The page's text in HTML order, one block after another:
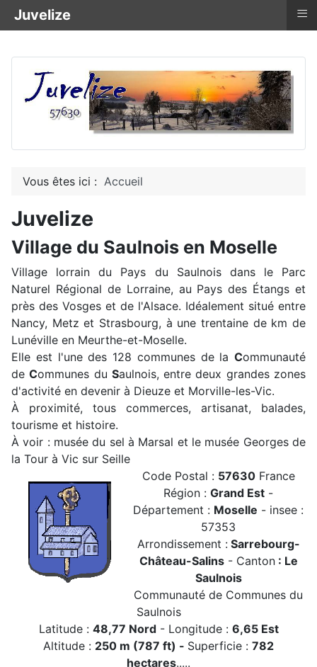
Vous êtes ici : Accueil
Juvelize
Village du Saulnois en Moselle
Village lorrain du Pays du Saulnois dans le Parc
Naturel Régional de Lorraine, au Pays des Étangs et
près des Vosges et de l'Alsace. Idéalement situé entre
Nancy, Metz et Strasbourg, à une trentaine de km de
Lunéville en Meurthe-et-Moselle.
Elle est l'une des 128 communes de la Communauté
deCommunes du Saulnois, entre deux grandes zones
d'activité en devenir à Dieuze et Morville-les-Vic.
À proximité, tous commerces, artisanat, balades,
tourisme et histoire.
À voir : musée du sel à Marsal et le musée Georges de
la Tour à Vic sur Seille
Code Postal : 57630France
Région : Grand Est -
Département : Moselle - insee :
57353
Arrondissement :Sarrebourg-
Château-Salins- Canton: Le
Saulnois
Communauté de Communes du
Saulnois
Latitude : 48,77 Nord- Longitude : 6,65 Est
Altitude : 250 m (787 ft) - Superficie : 782
hectares.....
Juvelize ≡